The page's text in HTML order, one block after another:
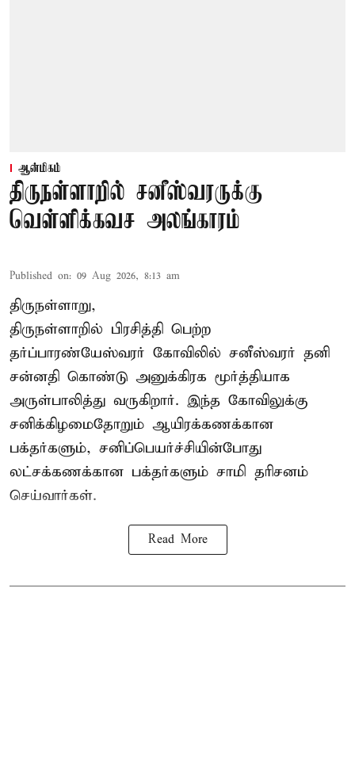
ஆன்மிகம்
திருநள்ளாறில் சனீஸ்வரருக்கு
வெள்ளிக்கவச அலங்காரம்
Published on: 09 Aug 2026, 8:13 am
திருநள்ளாறு,
திருநள்ளாறில் பிரசித்தி பெற்ற
தர்ப்பாரண்யேஸ்வரர் கோவிலில் சனீஸ்வரர் தனி
சன்னதி கொண்டு அனுக்கிரக மூர்த்தியாக
அருள்பாலித்து வருகிறார். இந்த கோவிலுக்கு
சனிக்கிழமைதோறும் ஆயிரக்கணக்கான
பக்தர்களும், சனிப்பெயர்ச்சியின்போது
லட்சக்கணக்கான பக்தர்களும் சாமி தரிசனம்
செய்வார்கள்.
Read More